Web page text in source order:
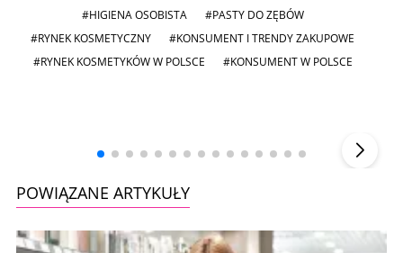
#HIGIENA OSOBISTA
#PASTY DO ZĘBÓW
#RYNEK KOSMETYCZNY
#KONSUMENT I TRENDY ZAKUPOWE
#RYNEK KOSMETYKÓW W POLSCE
#KONSUMENT W POLSCE
POWIĄZANE ARTYKUŁY